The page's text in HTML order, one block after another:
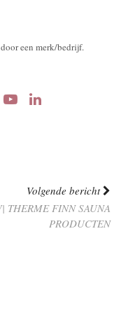
een merk/bedrijf.
Volgende bericht
THERME FINN SAUNA
PRODUCTEN